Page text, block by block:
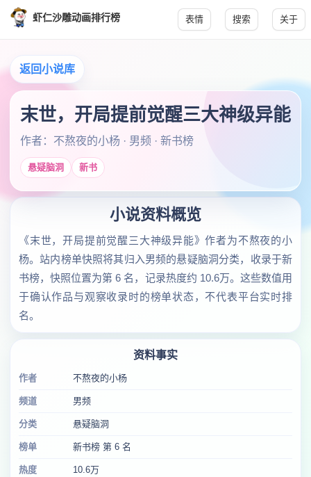
虾仁沙雕动画排行榜 表情 搜索 关于
返回小说库
末世，开局提前觉醒三大神级异能
作者：不熬夜的小杨 · 男频 · 新书榜
悬疑脑洞 新书
小说资料概览
《末世，开局提前觉醒三大神级异能》作者为不熬夜的小
杨。站内榜单快照将其归入男频的悬疑脑洞分类，收录于新
书榜，快照位置为第 6 名，记录热度约 10.6万。这些数值用
于确认作品与观察收录时的榜单状态，不代表平台实时排
名。
资料事实
作者 不熬夜的小杨
频道 男频
分类 悬疑脑洞
榜单 新书榜 第 6 名
热度 10.6万